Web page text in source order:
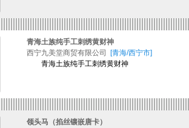
青海土族纯手工刺绣黄财神
西宁九美堂商贸有限公司
[青海/西宁市]
青海土族纯手工刺绣黄财神
领头马（掐丝镶嵌唐卡）